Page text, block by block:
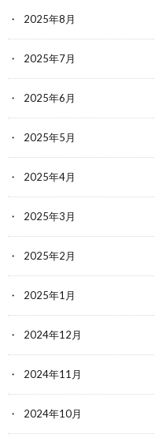
2025年8月
2025年7月
2025年6月
2025年5月
2025年4月
2025年3月
2025年2月
2025年1月
2024年12月
2024年11月
2024年10月